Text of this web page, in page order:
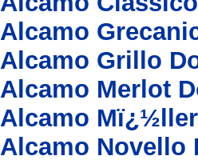
Alcamo
Alcamo Grillo
Alcamo Merlot
Alcamo
Alcamo Novello